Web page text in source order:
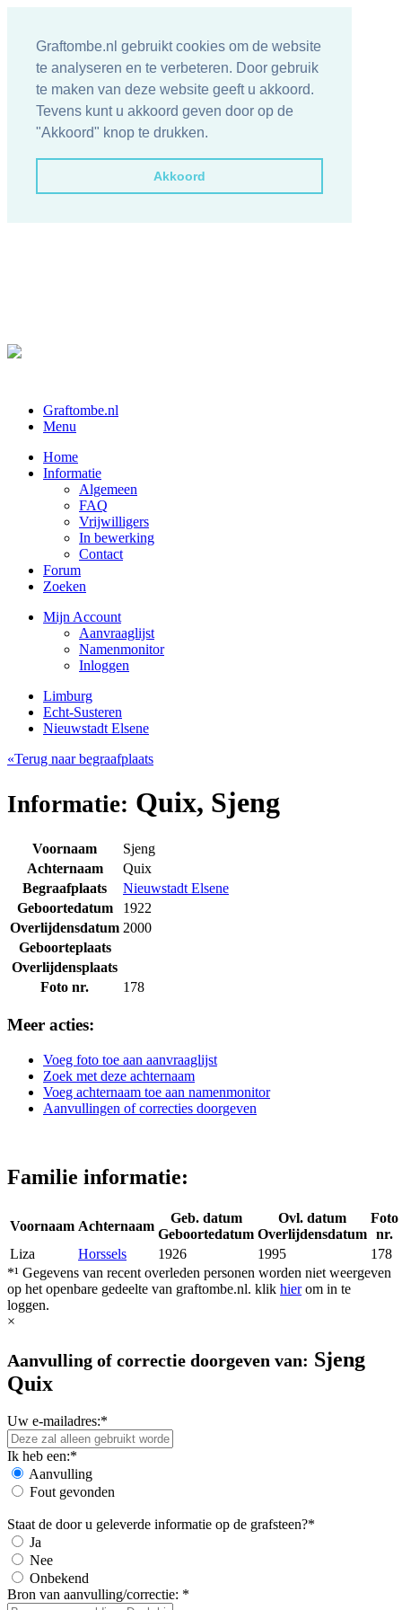
Graftombe.nl gebruikt cookies om de website
te analyseren en te verbeteren. Door gebruik
te maken van deze website geeft u akkoord.
Tevens kunt u akkoord geven door op de
"Akkoord" knop te drukken.
Akkoord
Graftombe.nl
Menu
Home
Informatie
Algemeen
FAQ
Vrijwilligers
In bewerking
Contact
Forum
Zoeken
Mijn Account
Aanvraaglijst
Namenmonitor
Inloggen
Limburg
Echt-Susteren
Nieuwstadt Elsene
«Terug naar begraafplaats
Informatie: Quix, Sjeng
Voornaam
Sjeng
Achternaam
Quix
Begraafplaats
Nieuwstadt Elsene
Geboortedatum
1922
Overlijdensdatum 2000
Geboorteplaats
Overlijdensplaats
Foto nr.
178
Meer acties:
Voeg foto toe aan aanvraaglijst
Zoek met deze achternaam
Voeg achternaam toe aan namenmonitor
Aanvullingen of correcties doorgeven
Familie informatie:
Voornaam Achternaam
Geb. datum
Geboortedatum
Ovl. datum
Overlijdensdatum
Foto
nr.
Liza
Horssels 1926 1995
178
*¹ Gegevens van recent overleden personen worden niet weergeven
op het openbare gedeelte van graftombe.nl. klik hierom in te
loggen.
×
Aanvulling of correctie doorgeven van: Sjeng
Quix
Uw e-mailadres:*
Ik heb een:*
Aanvulling
Fout gevonden
Staat de door u geleverde informatie op de grafsteen?*
Ja
Nee
Onbekend
Bron van aanvulling/correctie: *